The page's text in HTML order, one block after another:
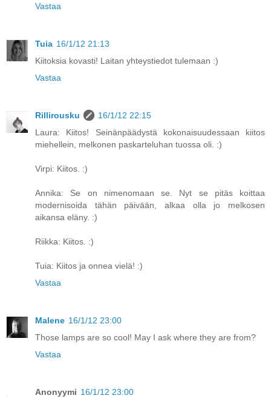
Vastaa
Tuia 16/1/12 21:13
Kiitoksia kovasti! Laitan yhteystiedot tulemaan :)
Vastaa
Rillirousku
16/1/12 22:15
Laura: Kiitos! Seinänpäädystä kokonaisuudessaan kiitos
miehellein, melkonen paskarteluhan tuossa oli. :)
Virpi: Kiitos. :)
Annika: Se on nimenomaan se. Nyt se pitäs koittaa
modernisoida tähän päivään, alkaa olla jo melkosen
aikansa eläny. :)
Riikka: Kiitos. :)
Tuia: Kiitos ja onnea vielä! :)
Vastaa
Malene 16/1/12 23:00
Those lamps are so cool! May I ask where they are from?
Vastaa
Anonyymi 16/1/12 23:00